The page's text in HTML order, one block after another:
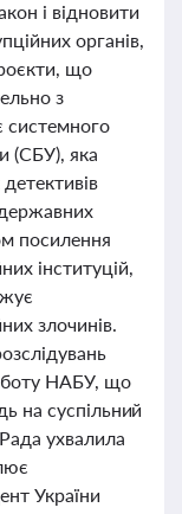
і відновити
органів,
що
з
системного
(СБУ), яка
посилення
інституцій,
злочинів.
НАБУ, що
на суспільний
ухвалила
України